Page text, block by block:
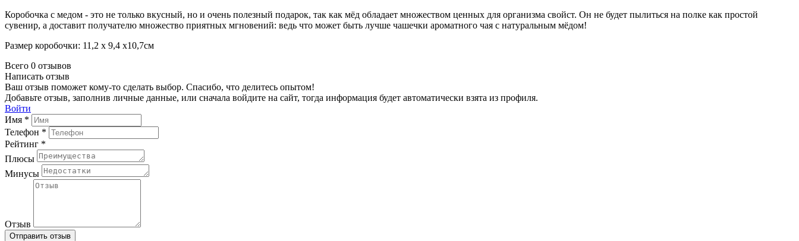
Коробочка с медом - это не только вкусный, но и очень полезный подарок, так как мёд обладает множеством ценных для организма свойст. Он не будет пылиться на полке как простой
сувенир, а доставит получателю множество приятных мгновений: ведь что может быть лучше чашечки ароматного чая с натуральным мёдом!
Размер коробочки: 11,2 х 9,4 х10,7см
Всего 0 отзывов
Написать отзыв
Ваш отзыв поможет кому-то сделать выбор. Спасибо, что делитесь опытом!
Добавьте отзыв, заполнив личные данные, или сначала войдите на сайт, тогда информация будет автоматически взята из профиля.
Войти
Имя *
Телефон *
Рейтинг *
Плюсы
Минусы
Отзыв
Отправить отзыв